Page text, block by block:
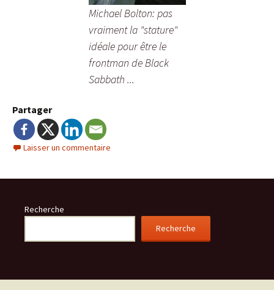
Michael Bolton: pas
vraiment la "stature"
idéale pour être le
frontman de Black
Sabbath ...
Partager
Laisser un commentaire
Recherche
Recherche